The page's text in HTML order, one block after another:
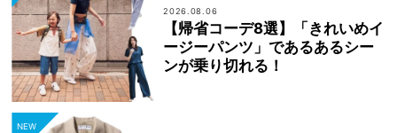
2026.08.06
【帰省コーデ8選】「きれいめイ
ージーパンツ」であるあるシー
ンが乗り切れる！